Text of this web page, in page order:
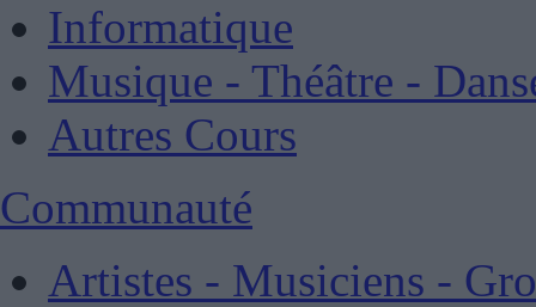
Informatique
Musique - Théâtre -
Autres Cours
Communauté
Artistes - Musiciens -